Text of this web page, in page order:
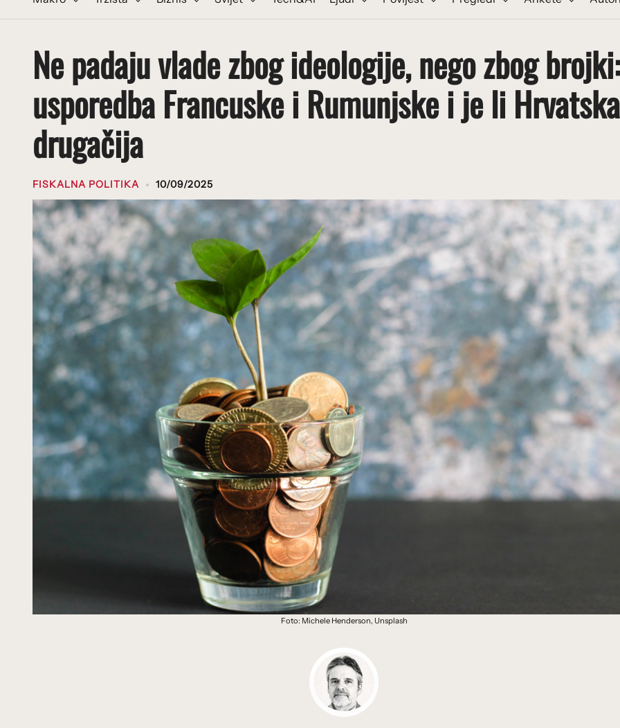
Ne padaju vlade zbog ideologije, nego zbog brojki:
usporedba Francuske i Rumunjske i je li Hrvatska
drugačija
FISKALNA POLITIKA 10/09/2025
Foto: Michele Henderson, Unsplash